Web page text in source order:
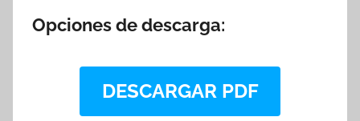
Opciones de descarga:
DESCARGAR PDF